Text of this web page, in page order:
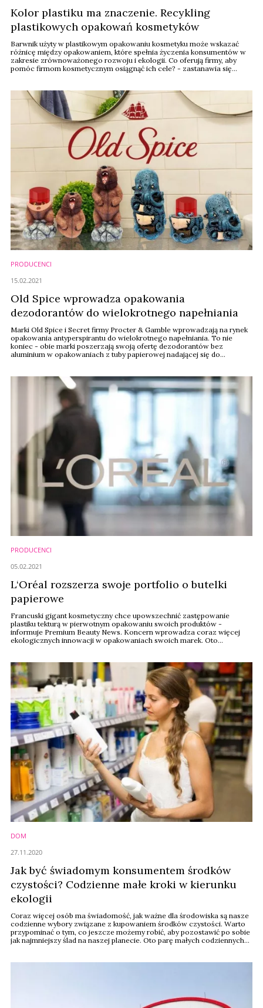
Kolor plastiku ma znaczenie. Recykling
plastikowych opakowań kosmetyków
Barwnik użyty w plastikowym opakowaniu kosmetyku może wskazać
różnicę między opakowaniem, które spełnia życzenia konsumentów w
zakresie zrównoważonego rozwoju i ekologii. Co oferują firmy, aby
pomóc firmom kosmetycznym osiągnąć ich cele? - zastanawia się
PRODUCENCI
Old Spice wprowadza opakowania
dezodorantów do wielokrotnego napełniania
Marki Old Spice i Secret firmy Procter & Gamble wprowadzają na rynek
opakowania antyperspirantu do wielokrotnego napełniania. To nie
koniec - obie marki poszerzają swoją ofertę dezodorantów bez
aluminium w opakowaniach z tuby papierowej nadającej się do
15.02.2021
PRODUCENCI
L‘Oréal rozszerza swoje portfolio o butelki
papierowe
Francuski gigant kosmetyczny chce upowszechnić zastępowanie
plastiku tekturą w pierwotnym opakowaniu swoich produktów -
informuje Premium Beauty News. Koncern wprowadza coraz więcej
ekologicznych innowacji w opakowaniach swoich marek. Oto
05.02.2021
DOM
Jak być świadomym konsumentem środków
czystości? Codzienne małe kroki w kierunku
ekologii
Coraz więcej osób ma świadomość, jak ważne dla środowiska są nasze
codzienne wybory związane z kupowaniem środków czystości. Warto
przypominać o tym, co jeszcze możemy robić, aby pozostawić po sobie
jak najmniejszy ślad na naszej planecie. Oto parę małych codziennych
27.11.2020